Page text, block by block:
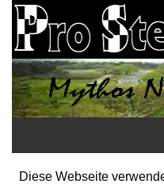
Startseite
Diese Webseite